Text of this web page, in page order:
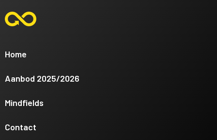
Home
Aanbod 2025/2026
Mindfields
Contact